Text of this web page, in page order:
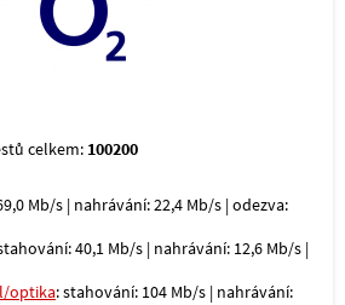
celkem: 100200
Mb/s | nahrávání: 22,4 Mb/s | odezva:
40,1 Mb/s | nahrávání: 12,6 Mb/s |
optika: stahování: 104 Mb/s | nahrávání: